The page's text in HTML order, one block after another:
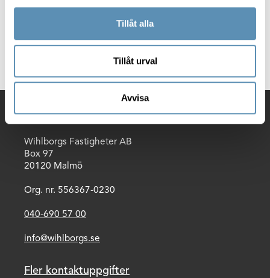
Tillåt alla
Tillåt urval
Avvisa
Kontakt
Wihlborgs Fastigheter AB
Box 97
20120 Malmö
Org. nr. 556367-0230
040-690 57 00
info@wihlborgs.se
Fler kontaktuppgifter